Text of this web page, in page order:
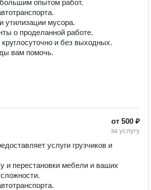
опытом работ.
утилизации мусора.
о проделанной работе.
и без выходных.
вам помочь.
от 500 ₽
за услугу
услуги грузчиков и
и перестановки мебели и ваших